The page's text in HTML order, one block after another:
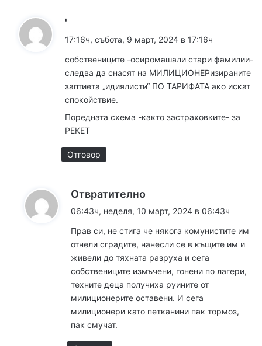
'
а
а
17:16ч, събота, 9 март, 2024 в 17:16ч
собствениците -осиромашали стари фамилии-
следва да снасят на МИЛИЦИОНЕРизираните
заптиета „идиялисти“ ПО ТАРИФАТА ако искат
спокойствие.
Поредната схема -както застраховките- за
РЕКЕТ
Отговор
Отвратително
а
а
06:43ч, неделя, 10 март, 2024 в 06:43ч
Прав си, не стига че някога комунистите им
отнели сградите, нанесли се в къщите им и
живели до тяхната разруха и сега
собствениците измъчени, гонени по лагери,
техните деца получиха руините от
милиционерите оставени. И сега
милиционери като петканини пак тормоз,
пак смучат.